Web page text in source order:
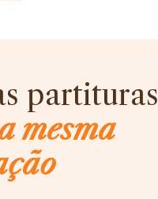
partituras
mesma